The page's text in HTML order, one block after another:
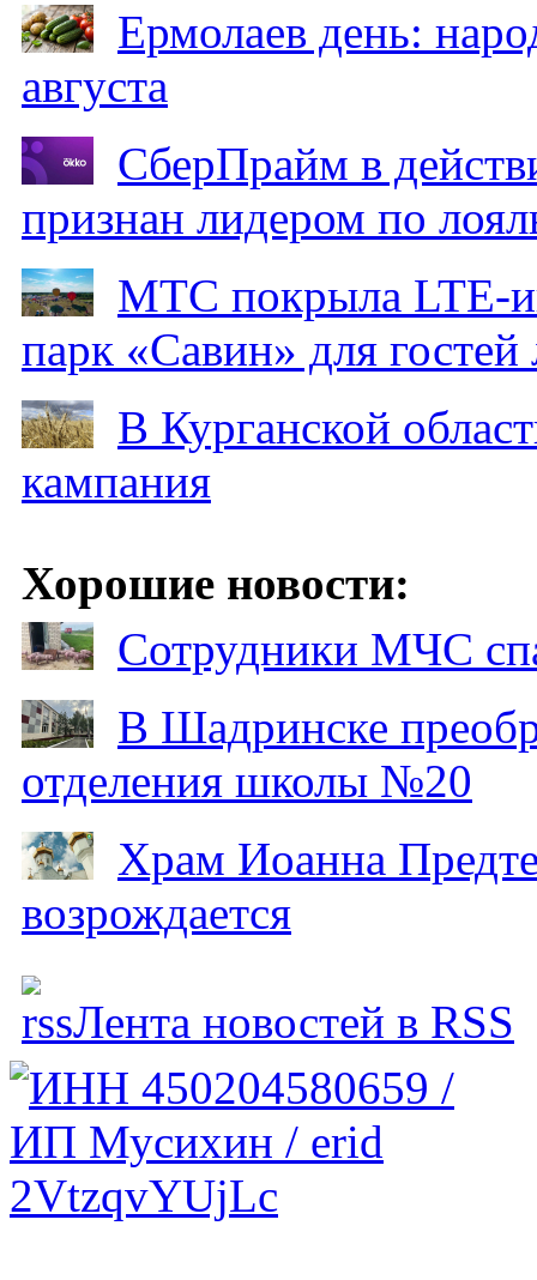
Ермолаев день:
августа
СберПрайм в
признан лидером по
МТС покрыла LTE-
парк «Савин» для гостей
В Курганской
кампания
Хорошие новости:
Сотрудники МЧС
В Шадринске
отделения школы №20
Храм Иоанна
возрождается
Лента новостей в RSS